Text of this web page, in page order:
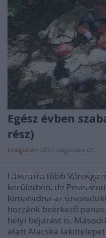
Egész évben
rész)
Lmagazin • 2017. augusztus 01.
Látszatra több
kerületben, de
kimaradna az
hozzánk beérkező
helyi bejárást is.
alatt Alacska